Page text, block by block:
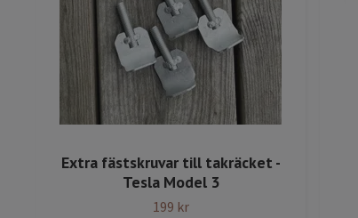
Extra fästskruvar till takräcket -
Tesla Model 3
199 kr